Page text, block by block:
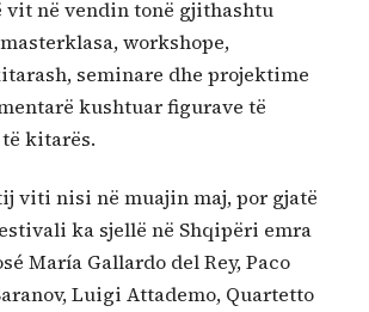
vit në vendin tonë gjithashtu
workshope,
seminare dhe projektime
kushtuar figurave të
kitarës.
viti nisi në muajin maj, por gjatë
ka sjellë në Shqipëri emra
María Gallardo del Rey, Paco
Luigi Attademo, Quartetto